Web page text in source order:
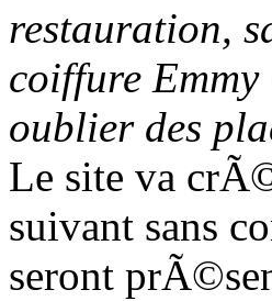
restauration,
coiffure
oublier des
Le site va
suivant sans
seront